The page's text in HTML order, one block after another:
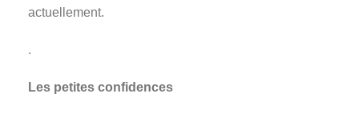
actuellement.
.
Les petites confidences